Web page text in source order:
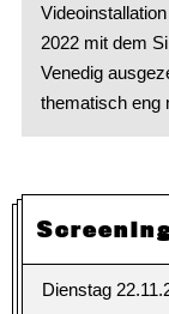
2022 mit dem
Venedig
thematisch eng
Dienstag